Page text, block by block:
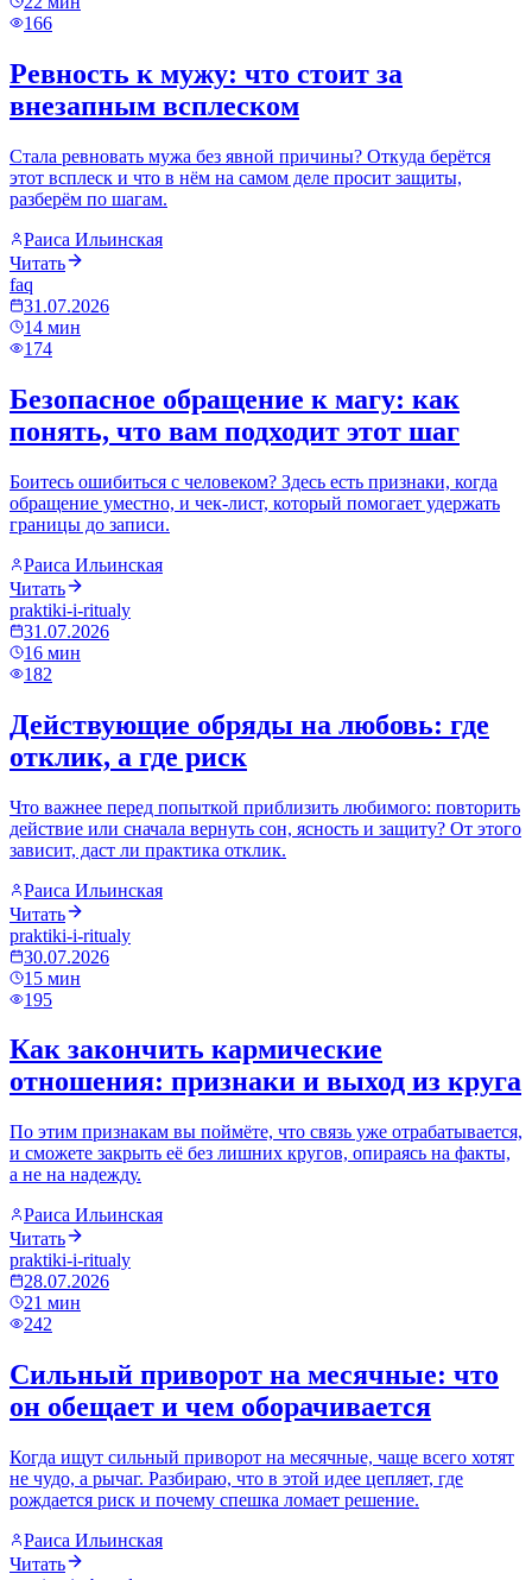
166
Ревность к мужу: что стоит за
внезапным всплеском
Стала ревновать мужа без явной причины? Откуда берётся
этот всплеск и что в нём на самом деле просит защиты,
разберём по шагам.
Раиса Ильинская
Читать
faq
31.07.2026
14 мин
174
Безопасное обращение к магу: как
понять, что вам подходит этот шаг
Боитесь ошибиться с человеком? Здесь есть признаки, когда
обращение уместно, и чек-лист, который помогает удержать
границы до записи.
Раиса Ильинская
Читать
praktiki-i-ritualy
31.07.2026
16 мин
182
Действующие обряды на любовь: где
отклик, а где риск
Что важнее перед попыткой приблизить любимого: повторить
действие или сначала вернуть сон, ясность и защиту? От этого
зависит, даст ли практика отклик.
Раиса Ильинская
Читать
praktiki-i-ritualy
30.07.2026
15 мин
195
Как закончить кармические
отношения: признаки и выход из круга
По этим признакам вы поймёте, что связь уже отрабатывается,
и сможете закрыть её без лишних кругов, опираясь на факты,
а не на надежду.
Раиса Ильинская
Читать
praktiki-i-ritualy
28.07.2026
21 мин
242
Сильный приворот на месячные: что
он обещает и чем оборачивается
Когда ищут сильный приворот на месячные, чаще всего хотят
не чудо, а рычаг. Разбираю, что в этой идее цепляет, где
рождается риск и почему спешка ломает решение.
Раиса Ильинская
Читать